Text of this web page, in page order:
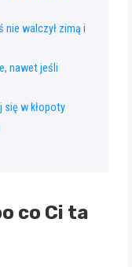
nie walczył zimą i
nawet jeśli
się w kłopoty
co Ci ta